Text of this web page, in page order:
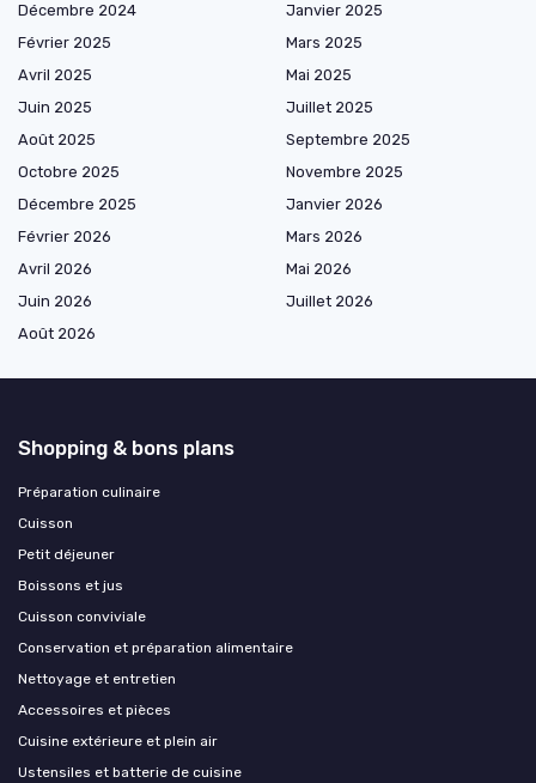
Décembre 2024
Janvier 2025
Février 2025
Mars 2025
Avril 2025
Mai 2025
Juin 2025
Juillet 2025
Août 2025
Septembre 2025
Octobre 2025
Novembre 2025
Décembre 2025
Janvier 2026
Février 2026
Mars 2026
Avril 2026
Mai 2026
Juin 2026
Juillet 2026
Août 2026
Shopping & bons plans
Préparation culinaire
Cuisson
Petit déjeuner
Boissons et jus
Cuisson conviviale
Conservation et préparation alimentaire
Nettoyage et entretien
Accessoires et pièces
Cuisine extérieure et plein air
Ustensiles et batterie de cuisine